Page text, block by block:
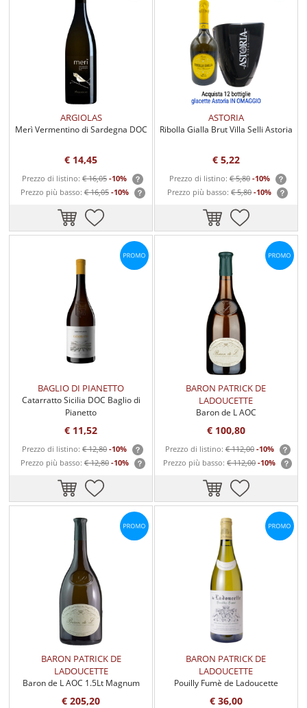
ARGIOLAS
Merì Vermentino di Sardegna DOC
€ 14,45
Prezzo di listino:€ 16,05 -10%
Prezzo più basso:€ 16,05 -10%
ASTORIA
Ribolla Gialla Brut Villa Selli Astoria
€ 5,22
Prezzo di listino:€ 5,80 -10%
Prezzo più basso:€ 5,80 -10%
BAGLIO DI PIANETTO
Catarratto Sicilia DOC Baglio di
Pianetto
€ 11,52
Prezzo di listino:€ 12,80 -10%
Prezzo più basso:€ 12,80 -10%
BARON PATRICK DE
LADOUCETTE
Baron de L AOC
€ 100,80
Prezzo di listino:€ 112,00 -10%
Prezzo più basso:€ 112,00 -10%
BARON PATRICK DE
LADOUCETTE
Baron de L AOC 1.5Lt Magnum
€ 205,20
BARON PATRICK DE
LADOUCETTE
Pouilly Fumè de Ladoucette
€ 36,00